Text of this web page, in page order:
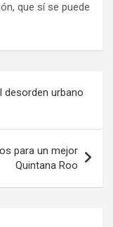
que sí se puede
desorden urbano
para un mejor
Quintana Roo